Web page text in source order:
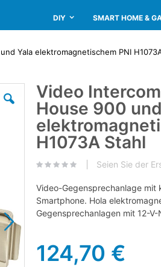
DIY SMART HOME &
Yala elektromagnetischem PNI
Zum
Anfang
Bildgalerie
springen
Video
House 900
H1073A Stahl
Seien Sie der
Video-Gegensprechanlage mit
Smartphone. Hola
Gegensprechanlagen mit 12-
124,70 €